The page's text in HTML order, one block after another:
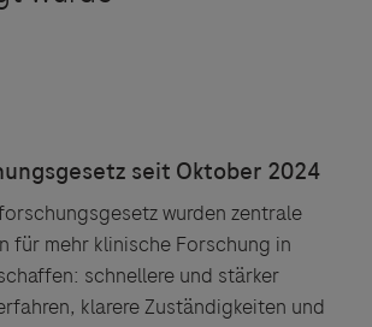
wurden zentrale
für mehr klinische Forschung in
schnellere und stärker
klarere Zuständigkeiten und